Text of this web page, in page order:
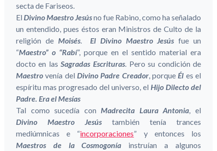
secta de Fariseos.
El Divino Maestro Jesúsno fue Rabino, como ha señalado
un entendido, pues éstos eran Ministros de Culto de la
religión de Moisés. El Divino Maestro Jesús fue un
“Maestro” o “Rabí”, porque en el sentido material era
docto en las Sagradas Escrituras . Pero su condición de
Maestrovenía del Divino Padre Creador, porque Él es el
espíritu mas progresado del universo, el Hijo Dilecto del
Padre. Era el Mesías
Tal como sucedía con Madrecita Laura Antonia , el
Divino Maestro Jesústambién tenía trances
mediúmnicas e “incorporaciones” y entonces los
Maestros de la Cosmogonía instruían a algunos